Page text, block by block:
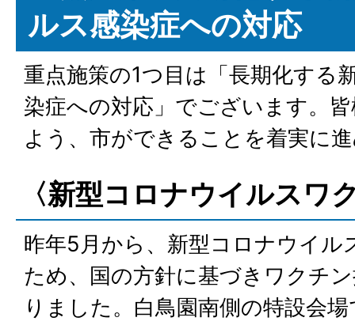
ルス感染症への対応
重点施策の1つ目は「長期化する
染症への対応」でございます。
よう、市ができることを着実に
〈新型コロナウイルスワ
昨年5月から、新型コロナウイル
ため、国の方針に基づきワクチ
りました。白鳥園南側の特設会